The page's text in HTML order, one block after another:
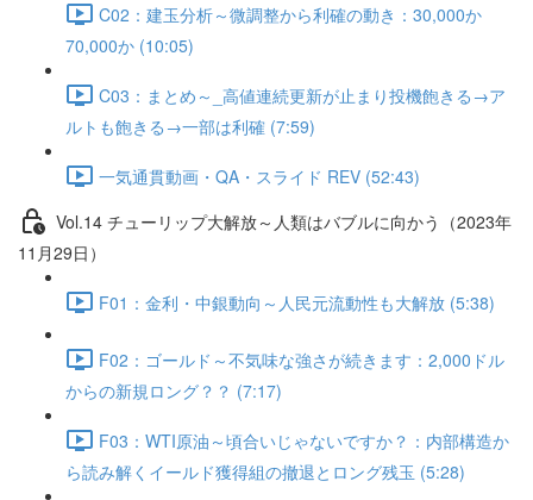
C02：建玉分析～微調整から利確の動き：30,000か
70,000か (10:05)
C03：まとめ～_高値連続更新が止まり投機飽きる→ア
ルトも飽きる→一部は利確 (7:59)
一気通貫動画・QA・スライド REV (52:43)
Vol.14 チューリップ大解放～人類はバブルに向かう（2023年
11月29日）
F01：金利・中銀動向～人民元流動性も大解放 (5:38)
F02：ゴールド～不気味な強さが続きます：2,000ドル
からの新規ロング？？ (7:17)
F03：WTI原油～頃合いじゃないですか？：内部構造か
ら読み解くイールド獲得組の撤退とロング残玉 (5:28)